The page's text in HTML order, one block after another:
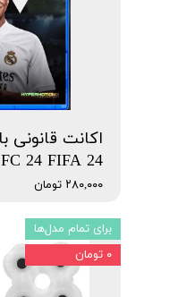
FC 24 FIFA 24 برای PS5 و PS4
۲۸۰,۰۰۰ تومان
برای تمام مدل‌ها
۰ تومان